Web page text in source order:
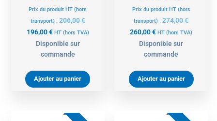
Prix du produit HT (hors
transport) : 206,00€
196,00€ HT (hors TVA)
Disponible sur
commande
Ajouter au panier
Prix du produit HT (hors
transport) :274,00€
260,00€ HT (hors TVA)
Disponible sur
commande
Ajouter au panier